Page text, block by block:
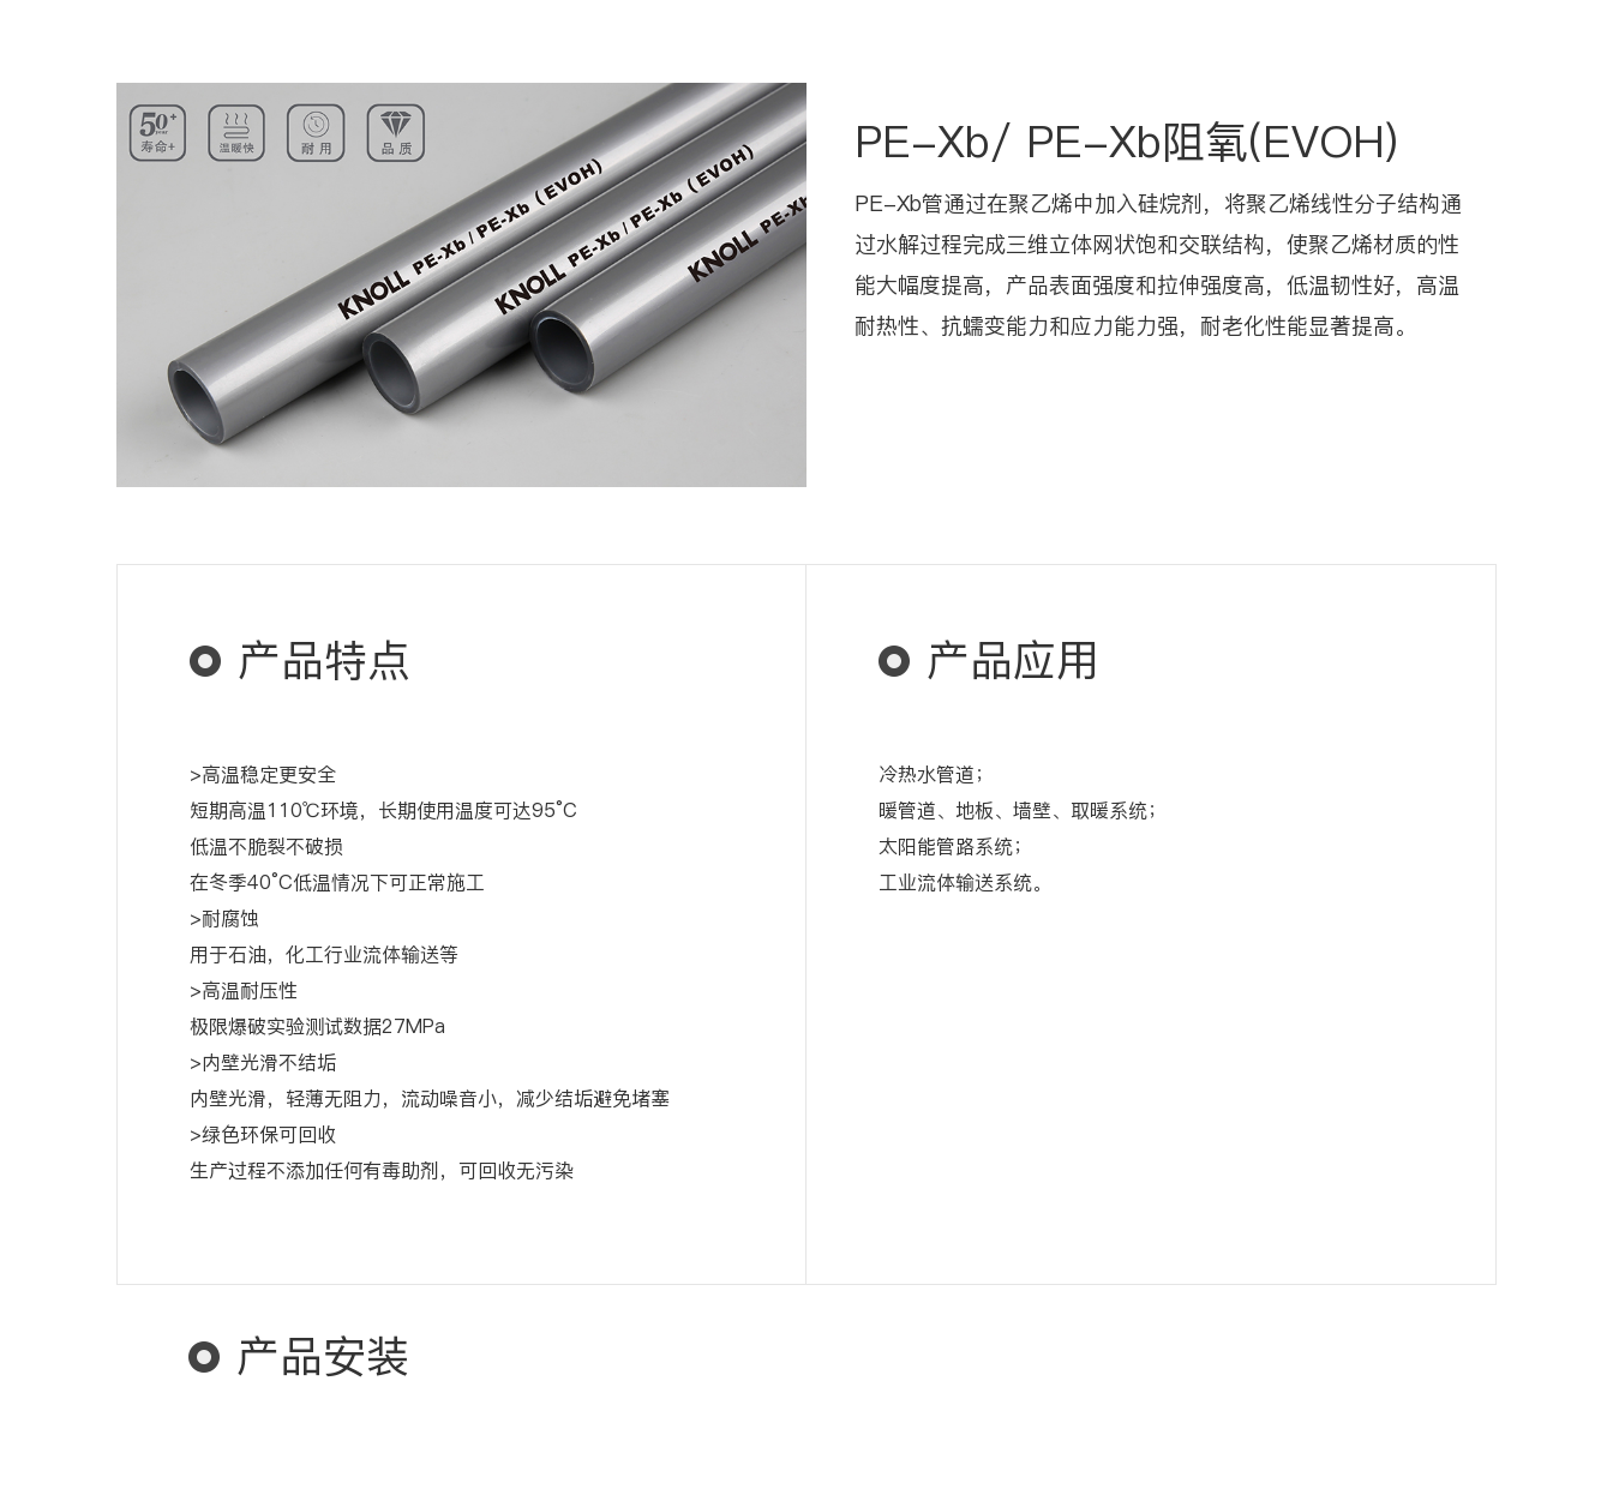
PE-Xb/ PE-Xb阻氧(EVOH)
PE-Xb管通过在聚乙烯中加入硅烷剂，将聚乙烯线性分子结构通
过水解过程完成三维立体网状饱和交联结构，使聚乙烯材质的性
能大幅度提高，产品表面强度和拉伸强度高，低温韧性好，高温
耐热性、抗蠕变能力和应力能力强，耐老化性能显著提高。
产品特点
>高温稳定更安全
短期高温110℃环境，长期使用温度可达95°C
低温不脆裂不破损
在冬季40°C低温情况下可正常施工
>耐腐蚀
用于石油，化工行业流体输送等
>高温耐压性
极限爆破实验测试数据27MPa
>内壁光滑不结垢
内壁光滑，轻薄无阻力，流动噪音小，减少结垢避免堵塞
>绿色环保可回收
生产过程不添加任何有毒助剂，可回收无污染
产品应用
冷热水管道；
暖管道、地板、墙壁、取暖系统；
太阳能管路系统；
工业流体输送系统。
产品安装